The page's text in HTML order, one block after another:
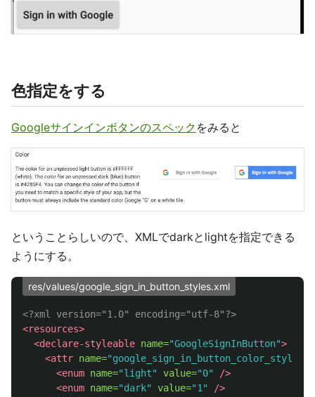
色指定をする
Googleサインインボタンのスペック をみると
ということらしいので、XMLでdarkとlightを指定できる
ようにする。
res/values/google_sign_in_button_styles.xml
<?xml version="1.0" encoding="utf-8"?>
<resources>
<declare-styleable name="GoogleSignInButton">
<attr name="google_sign_in_button_color_style"
<enum name="light" value="0"
/>
<enum name="dark" value="1"
/>